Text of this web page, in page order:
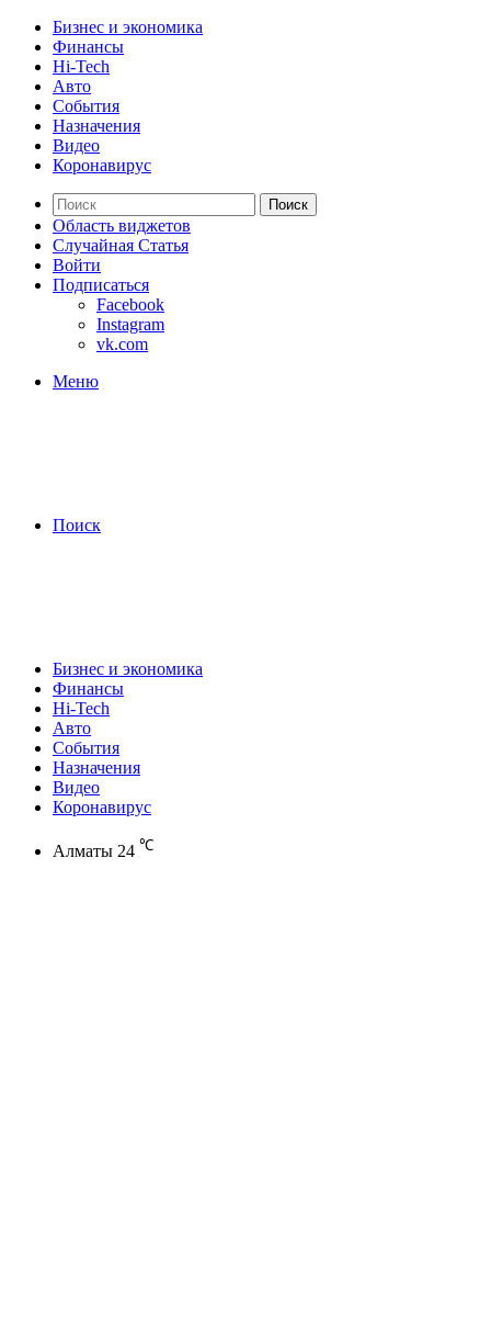
Бизнес и экономика
Финансы
Hi-Tech
Авто
События
Назначения
Видео
Коронавирус
Поиск
Область виджетов
Случайная Статья
Войти
Подписаться
Facebook
Instagram
vk.com
Меню
Поиск
Бизнес и экономика
Финансы
Hi-Tech
Авто
События
Назначения
Видео
Коронавирус
Алматы 24 ℃